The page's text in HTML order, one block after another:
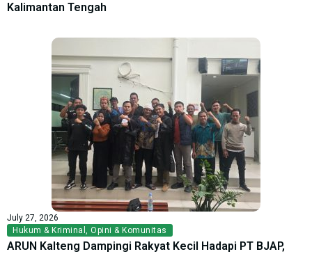
Kalimantan Tengah
July 27, 2026
Hukum & Kriminal , Opini & Komunitas
ARUN Kalteng Dampingi Rakyat Kecil Hadapi PT BJAP,